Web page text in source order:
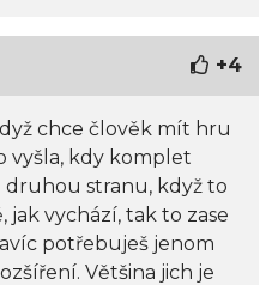
+4
chce člověk mít hru
vyšla, kdy komplet
druhou stranu, když to
vychází, tak to zase
potřebuješ jenom
Většina jich je